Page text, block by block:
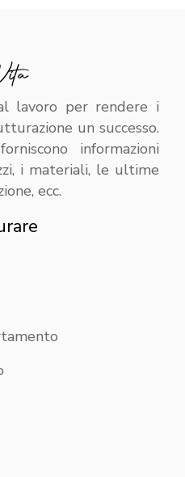
lavoro per rendere i
un successo.
informazioni
i materiali, le ultime
ecc.